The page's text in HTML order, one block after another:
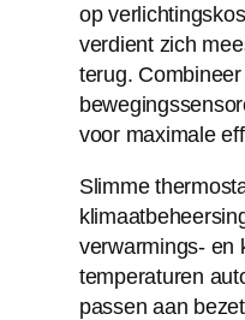
op
verdient zich
terug.
voor maximale
Slimme
verwarmings- en
temperaturen
passen aan